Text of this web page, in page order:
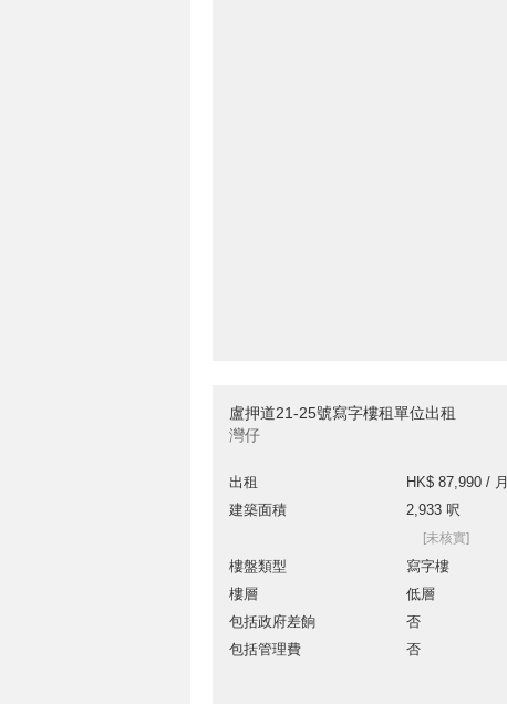
盧押道21-25號寫字樓租單位出租
灣仔
出租
HK$ 87,990 / 月
建築面積
2,933 呎
[未核實]
樓盤類型
寫字樓
樓層
低層
包括政府差餉
否
包括管理費
否